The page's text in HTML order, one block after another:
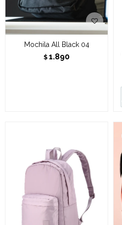
Mochila All Black 04
$ 1.890